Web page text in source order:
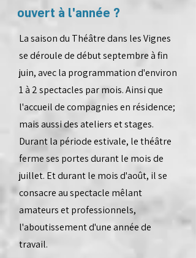
ouvert à l'année ?
La saison du Théâtre dans les Vignes
se déroule de début septembre à fin
juin, avec la programmation d'environ
1 à 2 spectacles par mois.Ainsi que
l'accueil de compagnies en résidence;
mais aussi des ateliers et stages.
Durant la période estivale, le théâtre
ferme ses portes durant le mois de
juillet. Et durant le mois d'août, il se
consacre au spectacle mêlant
amateurs et professionnels,
l'aboutissement d'une année de
travail.